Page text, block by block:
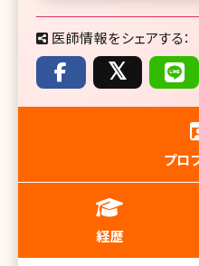
医師情報をシェアする：
プロ
経歴